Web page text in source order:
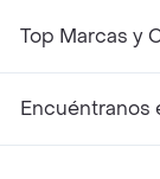
Top Marcas y
Encuéntranos